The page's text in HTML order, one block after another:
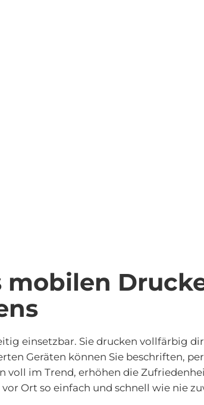
einsetzbar. Sie drucken vollfärbig
Geräten können Sie beschriften,
voll im Trend, erhöhen die
Ort so einfach und schnell wie nie